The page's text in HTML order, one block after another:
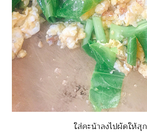
ใส่คะน้าลงไปผัดให้สุก